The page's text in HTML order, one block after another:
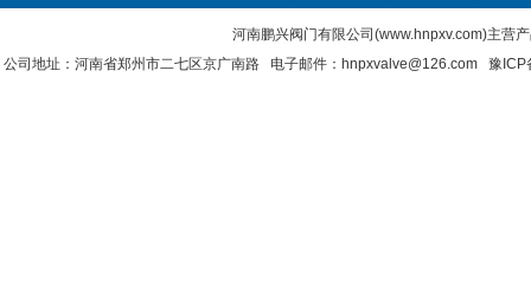
河南鹏兴阀门有限公司(www.hnpxv.com)主营
公司地址：河南省郑州市二七区京广南路 电子邮件：hnpxvalve@126.com 豫ICP